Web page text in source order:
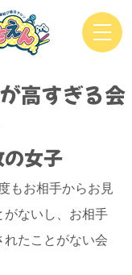
高すぎる会
女子
もお相手からお見
ないし、お相手
たことがない会